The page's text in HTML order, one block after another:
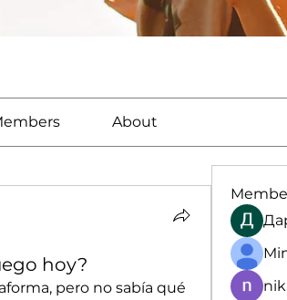
About
hoy?
pero no sabía qué